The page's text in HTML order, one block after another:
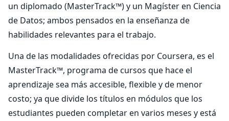
un diplomado (MasterTrack™) y un Magíster en Ciencia
de Datos; ambos pensados en la enseñanza de
habilidades relevantes para el trabajo.
Una de las modalidades ofrecidas por Coursera, es el
MasterTrack™, programa de cursos que hace el
aprendizaje sea más accesible, flexible y de menor
costo; ya que divide los títulos en módulos que los
estudiantes pueden completar en varios meses y está